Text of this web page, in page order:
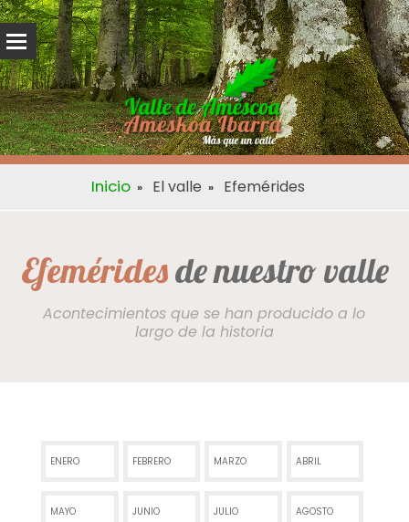
Inicio El valle Efemérides
Efeméridesde nuestro valle
Acontecimientos que se han producido a lo
largo de la historia
ENERO FEBRERO MARZO ABRIL
MAYO JUNIO JULIO AGOSTO